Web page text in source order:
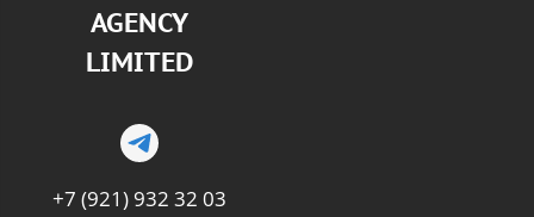
AGENCY
LIMITED
+7 (921) 932 32 03